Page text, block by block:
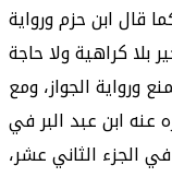
قال ابن حزم ورواية
ورواية الجواز، ومع
ابن عبد البر في
الجزء الثاني عشر،